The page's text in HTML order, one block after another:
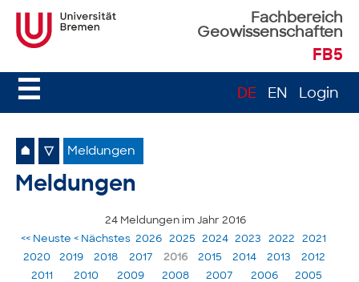
Fachbereich
Geowissenschaften
FB5
☰ DE EN Login
⌂ ▽ Meldungen
Meldungen
24 Meldungen im Jahr 2016
<< Neuste < Nächstes 2026 2025 2024 2023 2022
2021
2020
2019 2018 2017 2016 2015 2014 2013
2012
2011
2010 2009 2008 2007 2006
2005